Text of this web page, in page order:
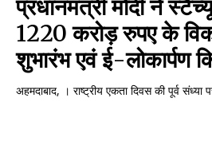
प्रधानमंत्री मोदी ने
1220 करोड़ रुपए के
शुभारंभ एवं ई-लोकार्पण
अहमदाबाद, । राष्ट्रीय एकता दिवस की पूर्व संध्या